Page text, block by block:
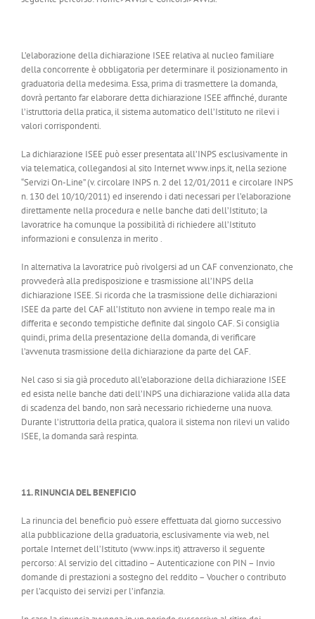
L’elaborazione della dichiarazione ISEE relativa al nucleo familiare
della concorrente è obbligatoria per determinare il posizionamento in
graduatoria della medesima. Essa, prima di trasmettere la domanda,
dovrà pertanto far elaborare detta dichiarazione ISEE affinché, durante
l’istruttoria della pratica, il sistema automatico dell’Istituto ne rilevi i
valori corrispondenti.
La dichiarazione ISEE può esser presentata all’INPS esclusivamente in
via telematica, collegandosi al sito Internet www.inps.it, nella sezione
“Servizi On-Line” (v. circolare INPS n. 2 del 12/01/2011 e circolare INPS
n. 130 del 10/10/2011) ed inserendo i dati necessari per l’elaborazione
direttamente nella procedura e nelle banche dati dell’Istituto; la
lavoratrice ha comunque la possibilità di richiedere all’Istituto
informazioni e consulenza in merito .
In alternativa la lavoratrice può rivolgersi ad un CAF convenzionato, che
provvederà alla predisposizione e trasmissione all’INPS della
dichiarazione ISEE. Si ricorda che la trasmissione delle dichiarazioni
ISEE da parte del CAF all’Istituto non avviene in tempo reale ma in
differita e secondo tempistiche definite dal singolo CAF. Si consiglia
quindi, prima della presentazione della domanda, di verificare
l’avvenuta trasmissione della dichiarazione da parte del CAF.
Nel caso si sia già proceduto all’elaborazione della dichiarazione ISEE
ed esista nelle banche dati dell’INPS una dichiarazione valida alla data
di scadenza del bando, non sarà necessario richiederne una nuova.
Durante l’istruttoria della pratica, qualora il sistema non rilevi un valido
ISEE, la domanda sarà respinta.
11. RINUNCIA DEL BENEFICIO
La rinuncia del beneficio può essere effettuata dal giorno successivo
alla pubblicazione della graduatoria, esclusivamente via web, nel
portale Internet dell’Istituto (www.inps.it) attraverso il seguente
percorso: Al servizio del cittadino – Autenticazione con PIN – Invio
domande di prestazioni a sostegno del reddito – Voucher o contributo
per l’acquisto dei servizi per l’infanzia.